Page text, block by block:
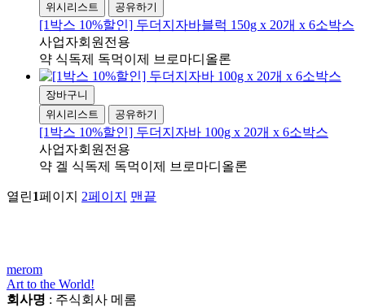
위시리스트
공유하기
[1박스 10%할인] 두더지자바블럭 150g x 20개 x 6소박스
사업자회원전용
약 식독제 독먹이제 브로마디올론
장바구니
위시리스트
공유하기
[1박스 10%할인] 두더지자바 100g x 20개 x 6소박스
사업자회원전용
약 겔 식독제 독먹이제 브로마디올론
열린1페이지 2페이지 맨끝
merom
Art to the World!
회사명 : 주식회사 메롬